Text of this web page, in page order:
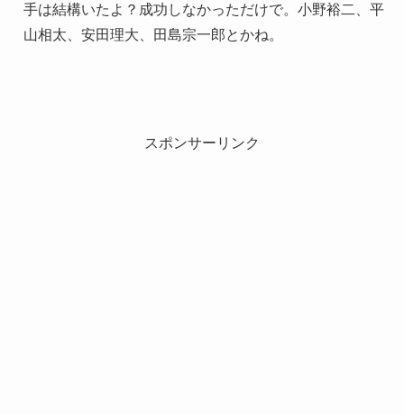
手は結構いたよ？成功しなかっただけで。小野裕二、平
山相太、安田理大、田島宗一郎とかね。
スポンサーリンク